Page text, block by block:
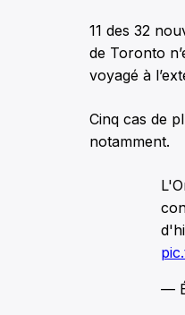
11 des 32
de Toronto
voyagé à
Cinq cas de
notamment.
—